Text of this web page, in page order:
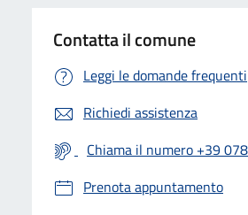
Contatta il comune
Leggi le domande frequenti
Richiedi assistenza
Chiama il numero +39
Prenota appuntamento